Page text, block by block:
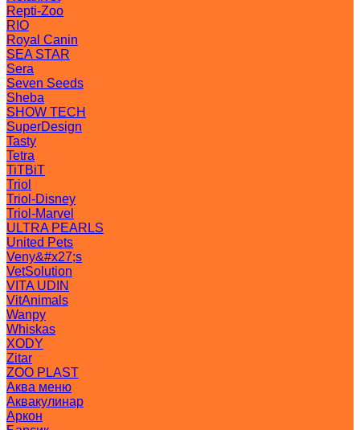
Repti-Zoo
RIO
Royal Canin
SEA STAR
Sera
Seven Seeds
Sheba
SHOW TECH
SuperDesign
Tasty
Tetra
TiTBiT
Triol
Triol-Disney
Triol-Marvel
ULTRA PEARLS
United Pets
Veny&#x27;s
VetSolution
VITA UDIN
VitAnimals
Wanpy
Whiskas
XODY
Zitar
ZOO PLAST
Аква меню
Аквакулинар
Аркон